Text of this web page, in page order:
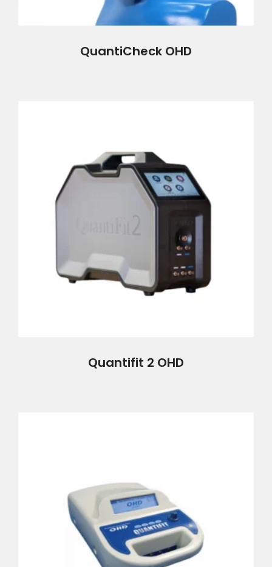
QuantiCheck OHD
Quantifit 2 OHD